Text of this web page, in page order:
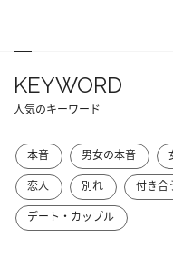
KEYWORD
人気のキーワード
本音 男女の本音
恋人
別れ 付き合
デート・カップル